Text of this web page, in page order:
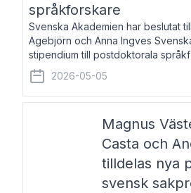
språkforskare
Svenska Akademien har beslutat
Agebjörn och Anna Ingves
stipendium till postdoktorala
Stipendiebeloppet är 75 000
Anders Agebjörn, född 1984, är
2026-05-05
Magnus
Casta och
tilldelas nya
svensk